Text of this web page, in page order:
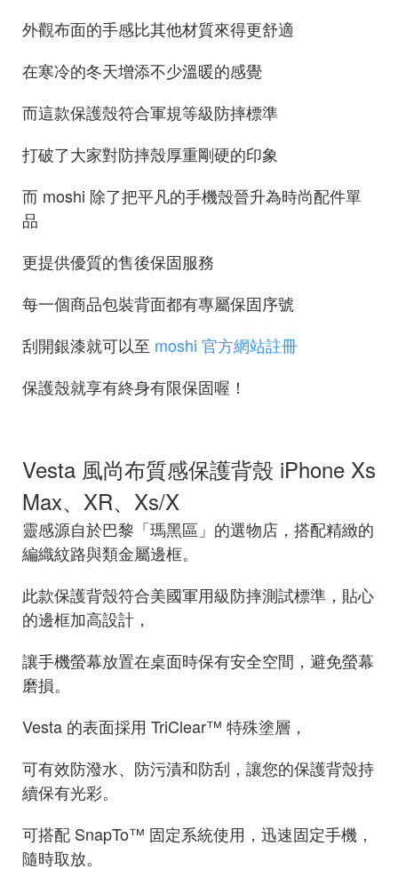
外觀布面的手感比其他材質來得更舒適
在寒冷的冬天增添不少溫暖的感覺
而這款保護殼符合軍規等級防摔標準
打破了大家對防摔殼厚重剛硬的印象
而 moshi 除了把平凡的手機殼晉升為時尚配件單
品
更提供優質的售後保固服務
每一個商品包裝背面都有專屬保固序號
刮開銀漆就可以至 moshi 官方網站註冊
保護殼就享有終身有限保固喔！
Vesta 風尚布質感保護背殼 iPhone Xs
Max、XR、Xs/X
靈感源自於巴黎「瑪黑區」的選物店，搭配精緻的
編織紋路與類金屬邊框。
此款保護背殼符合美國軍用級防摔測試標準，貼心
的邊框加高設計，
讓手機螢幕放置在桌面時保有安全空間，避免螢幕
磨損。
Vesta 的表面採用 TriClear™ 特殊塗層，
可有效防潑水、防污漬和防刮，讓您的保護背殼持
續保有光彩。
可搭配 SnapTo™ 固定系統使用，迅速固定手機，
隨時取放。